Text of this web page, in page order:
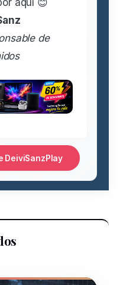
aquí 😊
de
DeiviSanzPlay